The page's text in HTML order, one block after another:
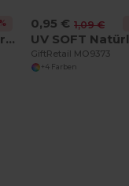
GLOSS Natürlicher Farbiger Lippenbalsam mit SPF10
0,95 € 1,09 €
GiftRetail MO9373
+4 Farben